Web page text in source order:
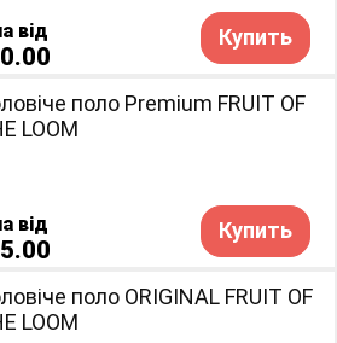
від Купить
поло Premium FRUIT OF
LOOM
від Купить
поло ORIGINAL FRUIT OF
LOOM